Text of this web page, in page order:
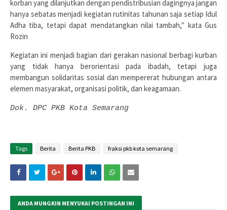
korban yang dilanjutkan dengan pendistribusian dagingnya jangan
hanya sebatas menjadi kegiatan rutinitas tahunan saja setiap Idul
Adha tiba, tetapi dapat mendatangkan nilai tambah," kata Gus
Rozin
Kegiatan ini menjadi bagian dari gerakan nasional berbagi kurban
yang tidak hanya berorientasi pada ibadah, tetapi juga
membangun solidaritas sosial dan mempererat hubungan antara
elemen masyarakat, organisasi politik, dan keagamaan.
Dok. DPC PKB Kota Semarang
Tags Berita Berita PKB fraksi pkb kota semarang
ANDA MUNGKIN MENYUKAI POSTINGAN INI